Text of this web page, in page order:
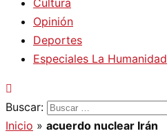
Cultura
Opinión
Deportes
Especiales La Humanidad
Buscar:
Inicio » acuerdo nuclear Irán